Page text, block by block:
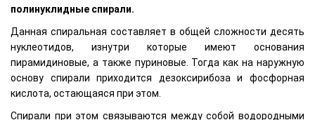
полинуклидные спирали.
Данная спиральная составляет в общей сложности десять
нуклеотидов, изнутри которые имеют основания
пирамидиновые, а также пуриновые. Тогда как на наружную
основу спирали приходится дезоксирибоза и фосфорная
кислота, остающаяся при этом.
Спирали при этом связываются между собой водородными